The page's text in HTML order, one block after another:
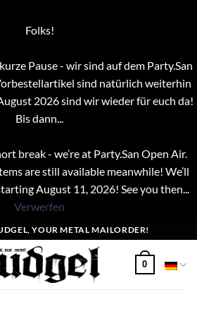
Folks!
Pause - wir sind auf dem Party.San
sind natürlich weiterhin
2026 sind wir wieder für euch da!
Bis dann...
break - we’re at Party.San Open Air.
are still available meanwhile! We’ll
August 11, 2026! See you then...
Verwerfen
YOUR METAL MAILORDER!
0